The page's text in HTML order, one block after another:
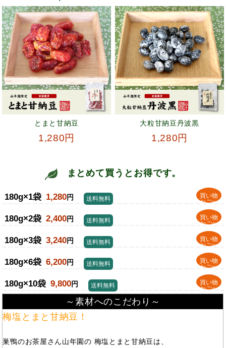
とまと甘納豆
1,280円
大粒甘納豆丹波黒
1,280円
まとめて買うとお得です。
180g×1袋 1,280円
買い物
かごへ
送料無料
180g×2袋 2,400円
買い物
かごへ
送料無料
180g×3袋 3,240円
買い物
かごへ
送料無料
180g×6袋 6,200円
買い物
かごへ
送料無料
180g×10袋 9,800円
買い物
かごへ
送料無料
～素材へのこだわり～
梅塩とまと甘納豆！
巣鴨のお茶屋さん山年園の 梅塩とまと甘納豆は、